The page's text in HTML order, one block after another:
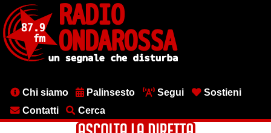
contenuto
principale
MenuChi siamo Palinsesto Segui
Sostieni
Contatti
Cerca